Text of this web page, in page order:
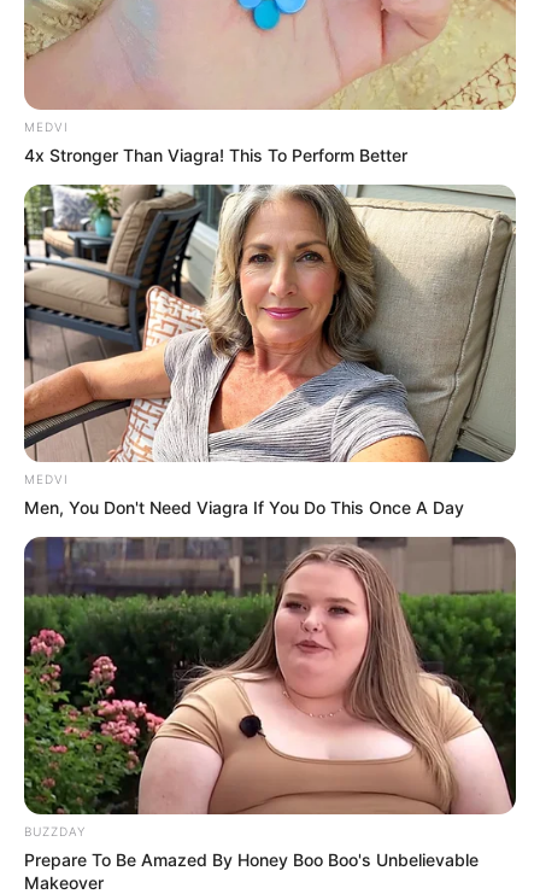
MEDVI
4x Stronger Than Viagra! This To Perform Better
MEDVI
Men, You Don't Need Viagra If You Do This Once A Day
BUZZDAY
Prepare To Be Amazed By Honey Boo Boo's Unbelievable
Makeover